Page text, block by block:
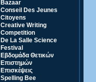
Bazaar
Conseil Des Jeunes
Citoyens
Creative Writing
Competition
De La Salle Science
Festival
Eβδομάδα Θετικών
Επιστημών
Eπισκέψεις
Spelling Bee